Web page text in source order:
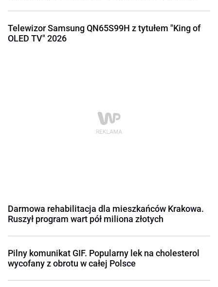
Telewizor Samsung QN65S99H z tytułem "King of
OLED TV" 2026
Darmowa rehabilitacja dla mieszkańców Krakowa.
Ruszył program wart pół miliona złotych
Pilny komunikat GIF. Popularny lek na cholesterol
wycofany z obrotu w całej Polsce